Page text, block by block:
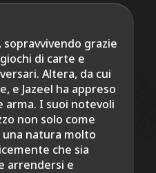
grazie
di carte e
Altera, da cui
e Jazeel ha appreso
arma. I suoi notevoli
non solo come
una natura molto
che sia
arrendersi e